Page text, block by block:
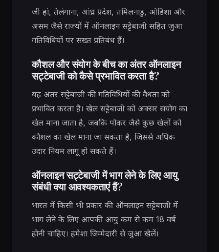
जी हां, तेलंगाना, आंध्र प्रदेश, तमिलनाडु, ओडिशा और
असम जैसे राज्यों में ऑनलाइन सट्टेबाजी सहित जुआ
गतिविधियों पर सख्त प्रतिबंध हैं।
कौशल और संयोग के बीच का अंतर ऑनलाइन
सट्टेबाजी को कैसे प्रभावित करता है?
यह अंतर सट्टेबाजी की गतिविधियों की वैधता को
प्रभावित करता है। खेल सट्टेबाजी को अक्सर संयोग का
खेल माना जाता है, जबकि पोकर जैसे कुछ खेलों को
कौशल का खेल माना जा सकता है, जिससे अधिक
उदार नियम लागू हो सकते हैं।
ऑनलाइन सट्टेबाजी में भाग लेने के लिए आयु
संबंधी क्या आवश्यकताएं हैं?
भारत में किसी भी प्रकार की ऑनलाइन सट्टेबाजी में
भाग लेने के लिए आपकी आयु कम से कम 18 वर्ष
होनी चाहिए। हमेशा जिम्मेदारी से जुआ खेलें।